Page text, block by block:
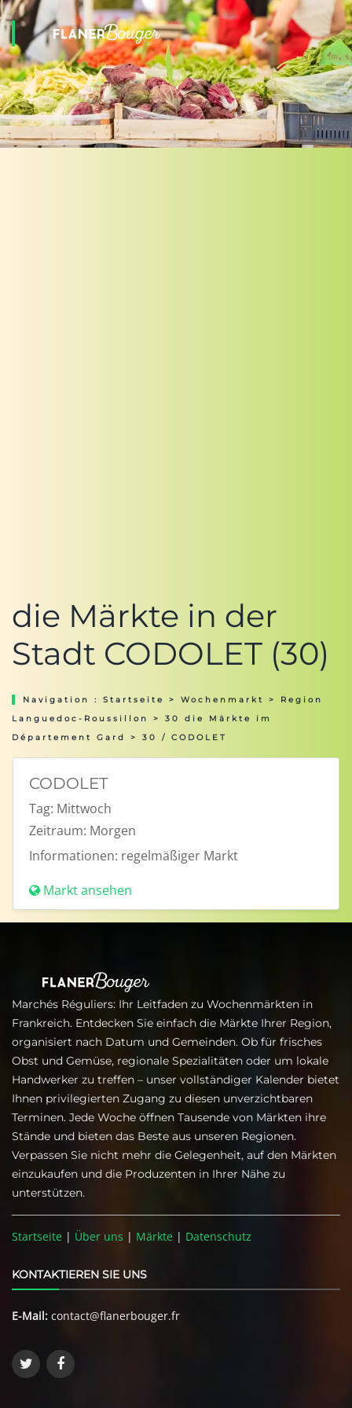
die Märkte in der
Stadt CODOLET (30)
Navigation : Startseite > Wochenmarkt > Region
Languedoc-Roussillon
> 30 die Märkte im
Département Gard
> 30 / CODOLET
CODOLET
Tag: Mittwoch
Zeitraum: Morgen
Informationen: regelmäßiger Markt
Markt ansehen
Marchés Réguliers: Ihr Leitfaden zu Wochenmärkten in
Frankreich. Entdecken Sie einfach die Märkte Ihrer Region,
organisiert nach Datum und Gemeinden. Ob für frisches
Obst und Gemüse, regionale Spezialitäten oder um lokale
Handwerker zu treffen – unser vollständiger Kalender bietet
Ihnen privilegierten Zugang zu diesen unverzichtbaren
Terminen. Jede Woche öffnen Tausende von Märkten ihre
Stände und bieten das Beste aus unseren Regionen.
Verpassen Sie nicht mehr die Gelegenheit, auf den Märkten
einzukaufen und die Produzenten in Ihrer Nähe zu
unterstützen.
Startseite | Über uns | Märkte | Datenschutz
KONTAKTIEREN SIE UNS
E-Mail: contact@flanerbouger.fr